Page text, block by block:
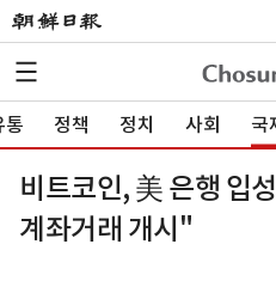
통 정책 정치 사회 국
비트코인, 美 은행 입
계좌거래 개시"